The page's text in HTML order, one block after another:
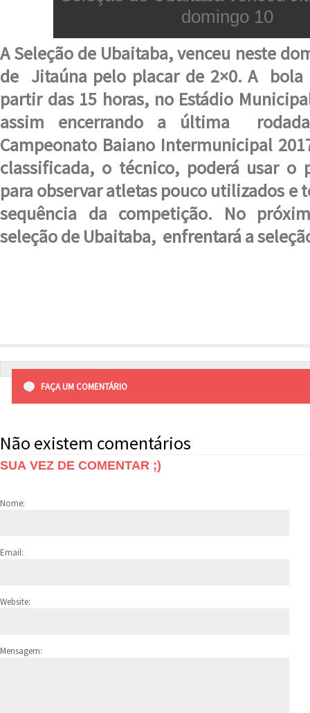
domingo 10
A Seleção de Ubaitaba, venceu neste
de Jitaúna pelo placar de 2×0. A bola
partir das 15 horas, no Estádio
assim encerrando a última
Campeonato Baiano Intermunicipal
classificada, o técnico, poderá usar o
para observar atletas pouco utilizados e
sequência da competição. No
seleção de Ubaitaba, enfrentará a
FAÇA UM COMENTÁRIO
Não existem comentários
SUA VEZ DE COMENTAR ;)
Nome:
Email:
Website:
Mensagem: